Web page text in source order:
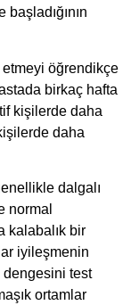
etmeyi öğrendikçe
birkaç hafta
kişilerde daha
daha
dalgalı
normal
kalabalık bir
iyileşmenin
dengesini test
ortamlar